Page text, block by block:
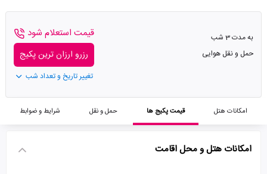
به مدت 3 شب
حمل و نقل هوایی
قیمت استعلام شود
رزرو ارزان ترین پکیج
تغییر تاریخ و تعداد شب
امکانات هتل قیمت پکیج ها حمل و نقل شرایط و ضوابط
امکانات هتل و محل اقامت